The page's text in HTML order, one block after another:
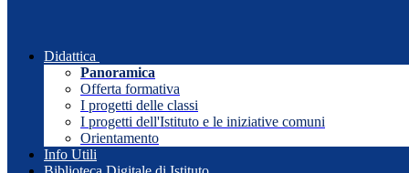
Didattica
Panoramica
Offerta formativa
I progetti delle classi
I progetti dell'Istituto e le iniziative comuni
Orientamento
Info Utili